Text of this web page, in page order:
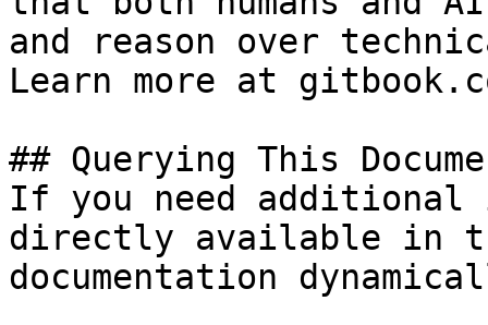
and reason over
Learn more at
## Querying This
If you need
directly available in
documentation